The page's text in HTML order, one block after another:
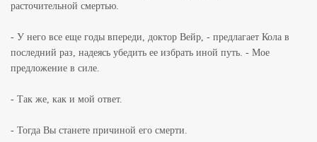
расточительной смертью.
- У него все еще годы впереди, доктор Вейр, - предлагает Кола в
последний раз, надеясь убедить ее избрать иной путь. - Мое
предложение в силе.
- Так же, как и мой ответ.
- Тогда Вы станете причиной его смерти.